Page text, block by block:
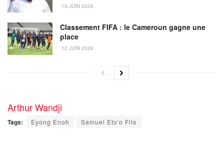
19 JUIN 2026
Classement FIFA : le Cameroun gagne une
place
12 JUIN 2026
Arthur Wandji
Tags: Eyong Enoh Samuel Eto'o Fils